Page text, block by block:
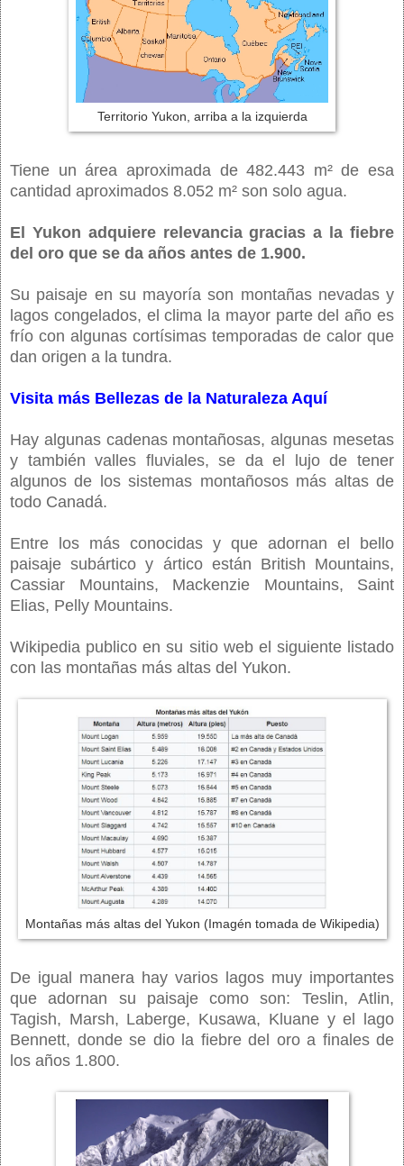
Territorio Yukon, arriba a la izquierda
Tiene un área aproximada de 482.443 m² de esa
cantidad aproximados 8.052 m² son solo agua.
El Yukon adquiere relevancia gracias a la fiebre
del oro que se da años antes de 1.900.
Su paisaje en su mayoría son montañas nevadas y
lagos congelados, el clima la mayor parte del año es
frío con algunas cortísimas temporadas de calor que
dan origen a la tundra.
Visita más Bellezas de la Naturaleza Aquí
Hay algunas cadenas montañosas, algunas mesetas
y también valles fluviales, se da el lujo de tener
algunos de los sistemas montañosos más altas de
todo Canadá.
Entre los más conocidas y que adornan el bello
paisaje subártico y ártico están British Mountains,
Cassiar Mountains, Mackenzie Mountains, Saint
Elias, Pelly Mountains.
Wikipedia publico en su sitio web el siguiente listado
con las montañas más altas del Yukon.
Montañas más altas del Yukon (Imagén tomada de Wikipedia)
De igual manera hay varios lagos muy importantes
que adornan su paisaje como son: Teslin, Atlin,
Tagish, Marsh, Laberge, Kusawa, Kluane y el lago
Bennett, donde se dio la fiebre del oro a finales de
los años 1.800.